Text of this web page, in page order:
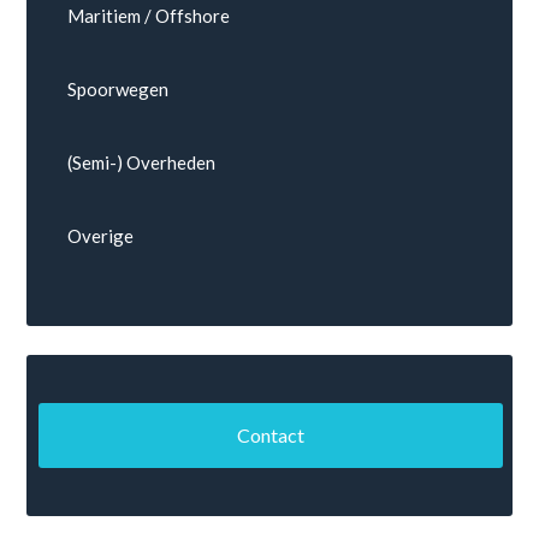
Maritiem / Offshore
Spoorwegen
(Semi-) Overheden
Overige
Contact